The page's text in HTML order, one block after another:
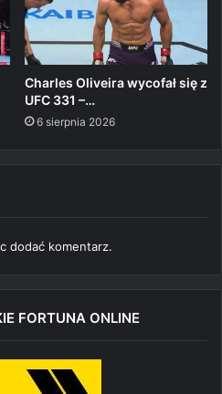
Charles Oliveira wycofał się z
UFC 331 –…
6 sierpnia 2026
dodać komentarz.
FORTUNA ONLINE